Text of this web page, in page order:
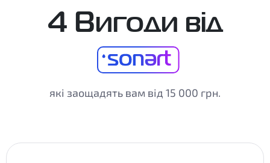
4 Вигоди від
які заощадять вам від 15 000 грн.